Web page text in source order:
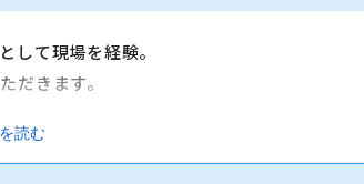
て現場を経験。
だきます。
店舗を運営（半年?１年半を目処に）。
「販売促進」「広告宣伝の企画立案」など
読む